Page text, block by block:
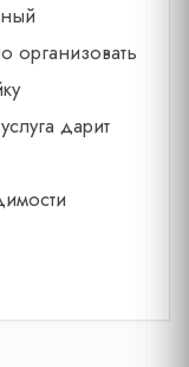
организовать
дарит